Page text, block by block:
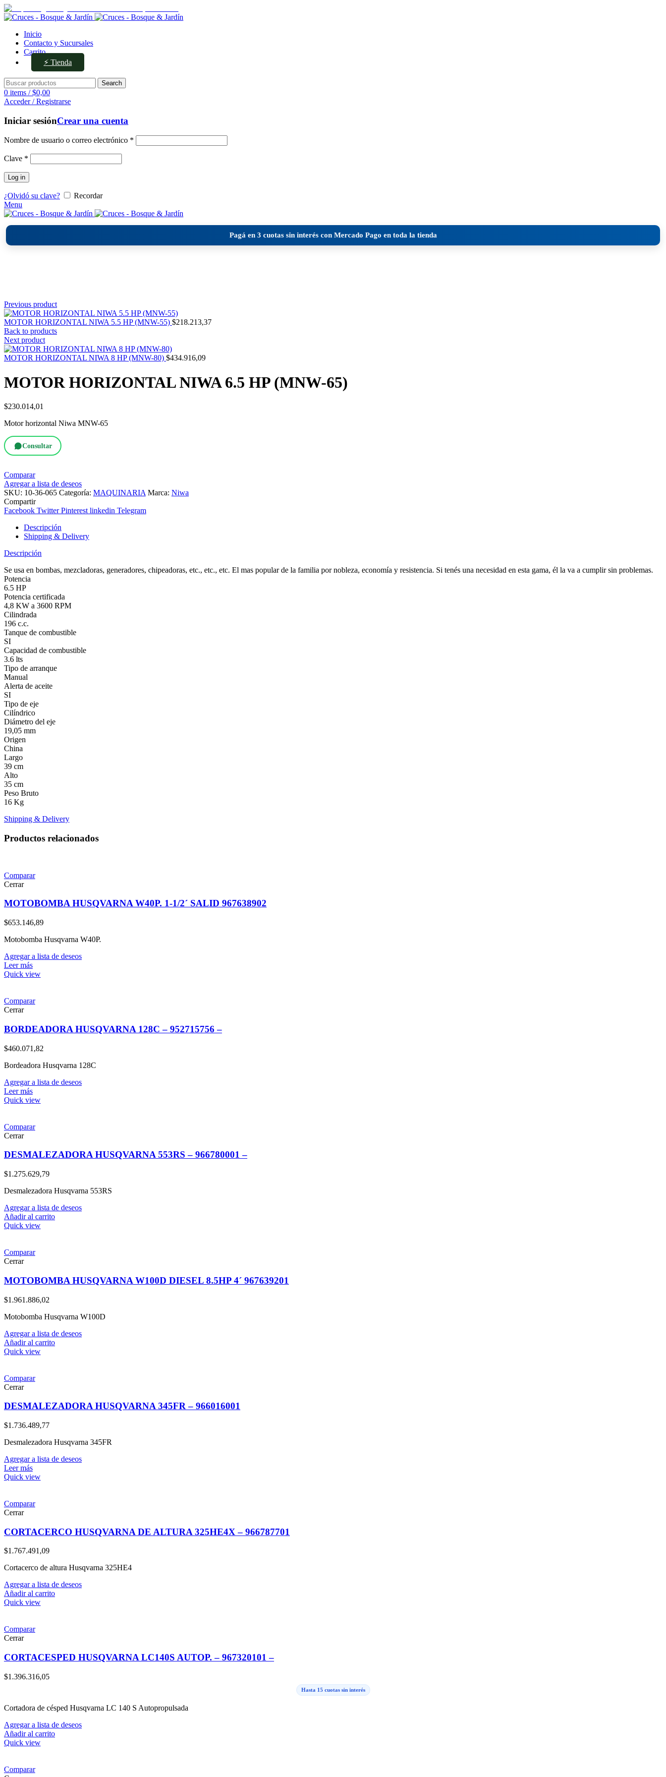
Inicio
Contacto y Sucursales
Carrito
⚡ Tienda
Search
0 items / $0,00
Acceder / Registrarse
Iniciar sesiónCrear una cuenta
Nombre de usuario o correo electrónico *
Clave *
Log in
¿Olvidó su clave?
Recordar
Menu
Pagá en 3 cuotas sin interéscon Mercado Pago en toda la tienda
Previous product
MOTOR HORIZONTAL NIWA 5.5 HP (MNW-55) $218.213,37
Back to products
Next product
MOTOR HORIZONTAL NIWA 8 HP (MNW-80) $434.916,09
MOTOR HORIZONTAL NIWA 6.5 HP (MNW-65)
$230.014,01
Motor horizontal Niwa MNW-65
Consultar
Comparar
Agregar a lista de deseos
SKU: 10-36-065 Categoría: MAQUINARIA Marca: Niwa
Compartir
Facebook Twitter Pinterest linkedin Telegram
Descripción
Shipping & Delivery
Descripción
Se usa en bombas, mezcladoras, generadores, chipeadoras, etc., etc., etc. El mas popular de la familia por nobleza, economía y resistencia. Si tenés una necesidad en esta gama, él la va a cumplir sin problemas.
Potencia
6.5 HP
Potencia certificada
4,8 KW a 3600 RPM
Cilindrada
196 c.c.
Tanque de combustible
SI
Capacidad de combustible
3.6 lts
Tipo de arranque
Manual
Alerta de aceite
SI
Tipo de eje
Cilíndrico
Diámetro del eje
19,05 mm
Origen
China
Largo
39 cm
Alto
35 cm
Peso Bruto
16 Kg
Shipping & Delivery
Productos relacionados
Comparar
Cerrar
MOTOBOMBA HUSQVARNA W40P. 1-1/2´ SALID 967638902
$653.146,89
Motobomba Husqvarna W40P.
Agregar a lista de deseos
Leer más
Quick view
Comparar
Cerrar
BORDEADORA HUSQVARNA 128C – 952715756 –
$460.071,82
Bordeadora Husqvarna 128C
Agregar a lista de deseos
Leer más
Quick view
Comparar
Cerrar
DESMALEZADORA HUSQVARNA 553RS – 966780001 –
$1.275.629,79
Desmalezadora Husqvarna 553RS
Agregar a lista de deseos
Añadir al carrito
Quick view
Comparar
Cerrar
MOTOBOMBA HUSQVARNA W100D DIESEL 8.5HP 4´ 967639201
$1.961.886,02
Motobomba Husqvarna W100D
Agregar a lista de deseos
Añadir al carrito
Quick view
Comparar
Cerrar
DESMALEZADORA HUSQVARNA 345FR – 966016001
$1.736.489,77
Desmalezadora Husqvarna 345FR
Agregar a lista de deseos
Leer más
Quick view
Comparar
Cerrar
CORTACERCO HUSQVARNA DE ALTURA 325HE4X – 966787701
$1.767.491,09
Cortacerco de altura Husqvarna 325HE4
Agregar a lista de deseos
Añadir al carrito
Quick view
Comparar
Cerrar
CORTACESPED HUSQVARNA LC140S AUTOP. – 967320101 –
$1.396.316,05
Hasta 15 cuotas sin interés
Cortadora de césped Husqvarna LC 140 S Autopropulsada
Agregar a lista de deseos
Añadir al carrito
Quick view
Comparar